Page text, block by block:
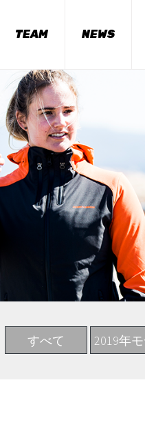
TEAM NEWS
すべて 2019年